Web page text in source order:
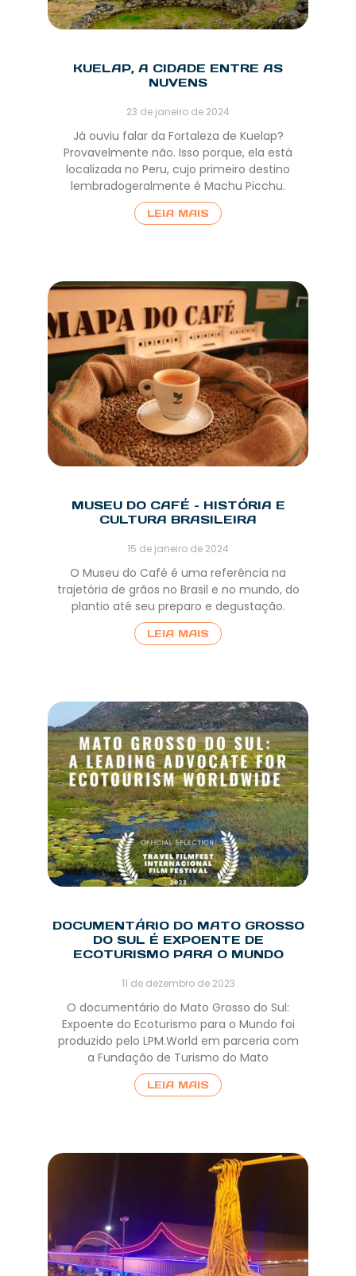
KUELAP, A CIDADE ENTRE AS
NUVENS
23 de janeiro de 2024
Já ouviu falar da Fortaleza de Kuelap?
Provavelmente não. Isso porque, ela está
localizada no Peru, cujo primeiro destino
lembradogeralmente é Machu Picchu.
LEIA MAIS
MUSEU DO CAFÉ – HISTÓRIA E
CULTURA BRASILEIRA
15 de janeiro de 2024
O Museu do Café é uma referência na
trajetória de grãos no Brasil e no mundo, do
plantio até seu preparo e degustação.
LEIA MAIS
DOCUMENTÁRIO DO MATO GROSSO
DO SUL É EXPOENTE DE
ECOTURISMO PARA O MUNDO
11 de dezembro de 2023
O documentário do Mato Grosso do Sul:
Expoente do Ecoturismo para o Mundo foi
produzido pelo LPM.World em parceria com
a Fundação de Turismo do Mato
LEIA MAIS